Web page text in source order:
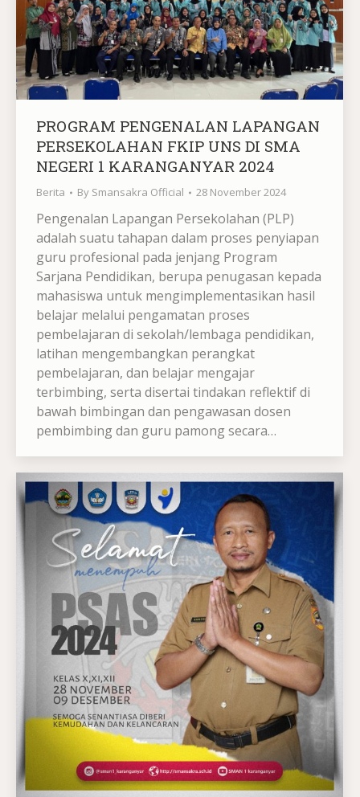
PROGRAM PENGENALAN LAPANGAN
PERSEKOLAHAN FKIP UNS DI SMA
NEGERI 1 KARANGANYAR 2024
Berita By Smansakra Official 28 November 2024
Pengenalan Lapangan Persekolahan (PLP)
adalah suatu tahapan dalam proses penyiapan
guru profesional pada jenjang Program
Sarjana Pendidikan, berupa penugasan kepada
mahasiswa untuk mengimplementasikan hasil
belajar melalui pengamatan proses
pembelajaran di sekolah/lembaga pendidikan,
latihan mengembangkan perangkat
pembelajaran, dan belajar mengajar
terbimbing, serta disertai tindakan reflektif di
bawah bimbingan dan pengawasan dosen
pembimbing dan guru pamong secara…